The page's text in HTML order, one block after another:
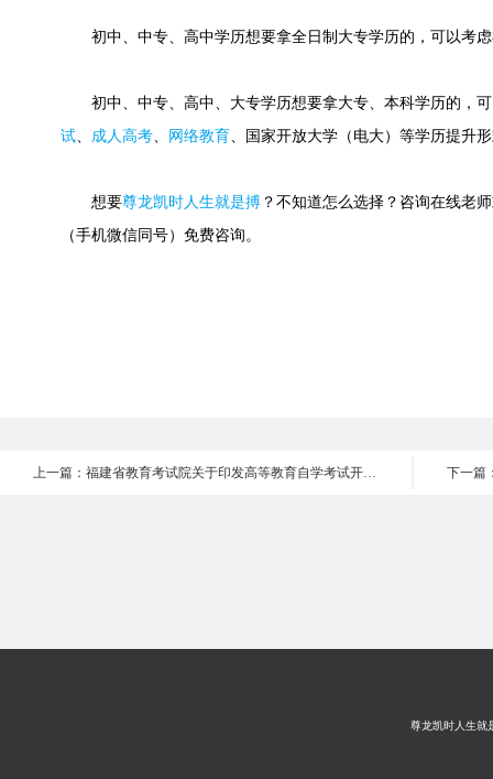
初中、中专、高中学历想要拿全日制大专学历的，可以考虑
初中、中专、高中、大专学历想要拿大专、本科学历的，可
试、 成人高考、 网络教育、国家开放大学（电大）等学历提升
想要尊龙凯时人生就是搏 ？不知道怎么选择？咨询在线老
（手机微信同号）免费咨询。
上一篇：福建省教育考试院关于印发高等教育自学考试开考专业2021年理论课程考试使用教材目录的通知
尊龙凯时人生就